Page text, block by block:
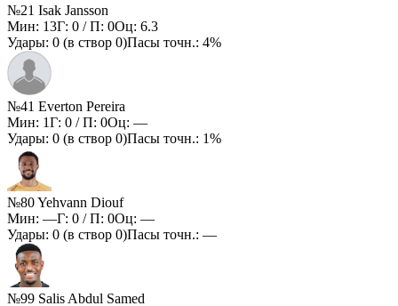
№21 Isak Jansson
Мин: 13Г: 0 / П: 0Оц: 6.3
Удары: 0 (в створ 0)Пасы точн.: 4%
№41 Everton Pereira
Мин: 1Г: 0 / П: 0Оц: —
Удары: 0 (в створ 0)Пасы точн.: 1%
№80 Yehvann Diouf
Мин: —Г: 0 / П: 0Оц: —
Удары: 0 (в створ 0)Пасы точн.: —
№99 Salis Abdul Samed